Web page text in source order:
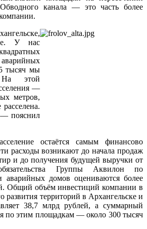
канала — это часть более
У нас
тысяч мы
этой
—
метров,
— пояснил
остаётся самым финансово
расходы возникают до начала продаж
и до получения будущей выручки от
Группы Аквилон по
аварийных домов оцениваются более
Общий объём инвестиций компании в
развития территорий в Архангельске и
38,7 млрд рублей, а суммарный
по этим площадкам — около 300 тысяч